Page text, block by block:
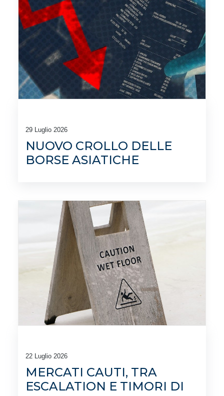
29 Luglio 2026
NUOVO CROLLO DELLE
BORSE ASIATICHE
22 Luglio 2026
MERCATI CAUTI, TRA
ESCALATION E TIMORI DI